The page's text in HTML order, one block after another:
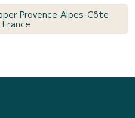
Provence-Alpes-Côte
France